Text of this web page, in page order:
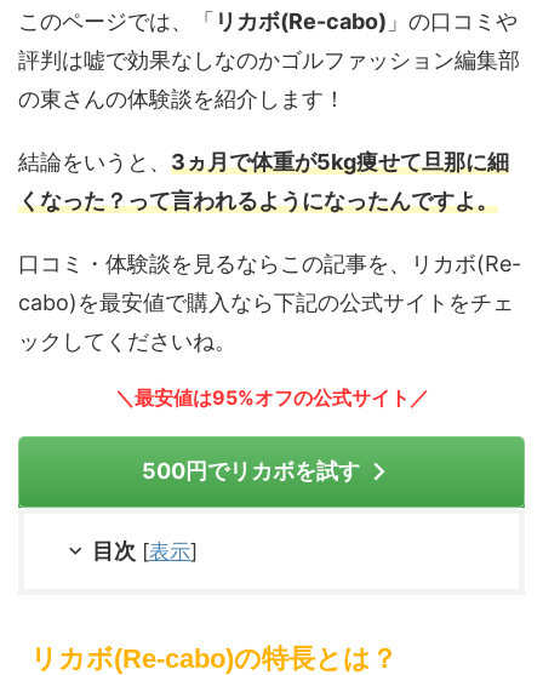
このページでは、「 リカボ(Re-cabo) 」の口コミや
評判は嘘で効果なしなのかゴルファッション編集部
の東さんの体験談を紹介します！
結論をいうと、 3ヵ月で体重が5kg痩せて旦那に細
くなった？って言われるようになったんですよ。
口コミ・体験談を見るならこの記事を、リカボ(Re-
cabo)を最安値で購入なら下記の公式サイトをチェ
ックしてくださいね。
＼最安値は95%オフの公式サイト／
500円でリカボを試す
目次 [表示]
リカボ(Re-cabo)の特長とは？